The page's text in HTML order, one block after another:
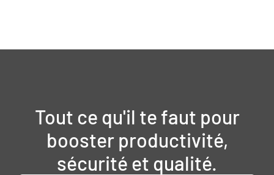
Tout ce qu'il te faut pour
booster productivité,
sécurité et qualité.